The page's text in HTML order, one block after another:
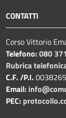
CONTATTI
Corso Vittorio
Telefono:080
Rubrica
C.F. /P.I.
Email:
PEC: